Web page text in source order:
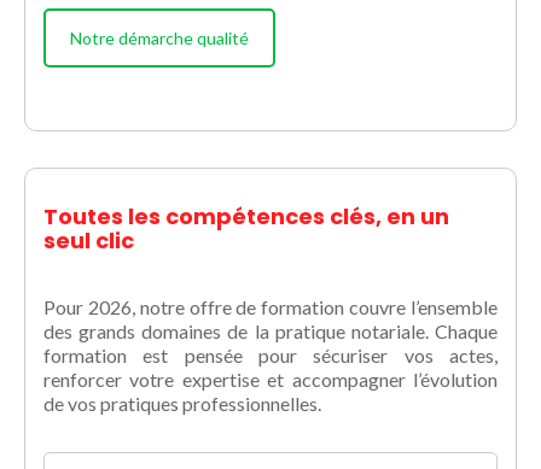
Notre démarche qualité
Toutes les compétences clés, en un
seul clic
Pour 2026, notre offre de formation couvre l’ensemble
des grands domaines de la pratique notariale. Chaque
formation est pensée pour sécuriser vos actes,
renforcer votre expertise et accompagner l’évolution
de vos pratiques professionnelles.